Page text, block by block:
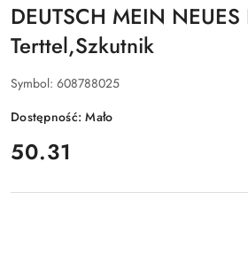
DEUTSCH MEIN NEUES
Terttel,Szkutnik
Symbol: 608788025
Dostępność:Mało
cena:
50.31